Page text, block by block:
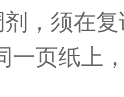
，须在
一页纸上